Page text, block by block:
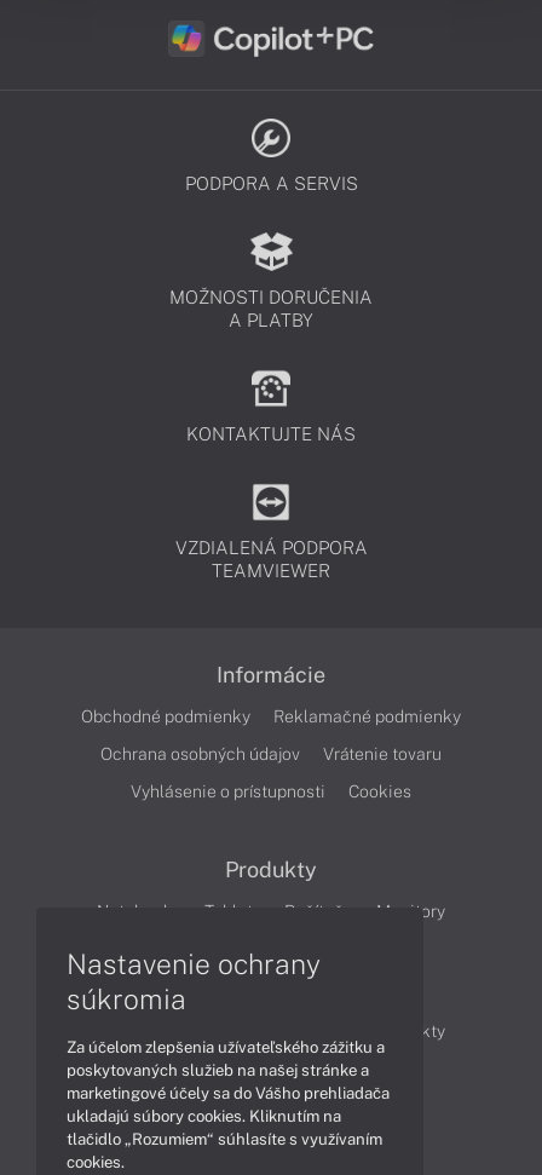
PODPORA A SERVIS
MOŽNOSTI DORUČENIA
A PLATBY
KONTAKTUJTE NÁS
VZDIALENÁ PODPORA
TEAMVIEWER
Informácie
Obchodné podmienky
Reklamačné podmienky
Ochrana osobných údajov
Vrátenie tovaru
Vyhlásenie o prístupnosti
Cookies
Produkty
Notebooky Tablety Počítače Monitory
Produkty
Technológie
Videá
Obsah
Nastavenie ochrany
súkromia
Za účelom zlepšenia užívateľského zážitku a
poskytovaných služieb na našej stránke a
marketingové účely sa do Vášho prehliadača
ukladajú súbory cookies. Kliknutím na
tlačidlo „Rozumiem“ súhlasíte s využívaním
cookies.